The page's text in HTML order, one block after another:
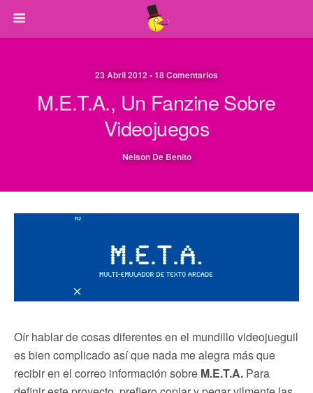
23 Abril 2012 • 18 Comentarios
M.E.T.A., Un Fanzine Sobre
Videojuegos
Nelson De Benito
Oír hablar de cosas diferentes en el mundillo videojueguil
es bien complicado así que nada me alegra más que
recibir en el correo información sobre M.E.T.A. Para